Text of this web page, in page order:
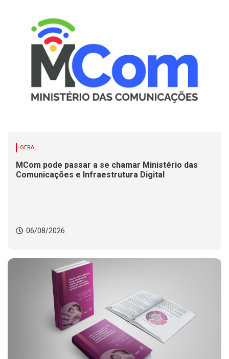
GERAL
MCom pode passar a se chamar Ministério das
Comunicações e Infraestrutura Digital
06/08/2026